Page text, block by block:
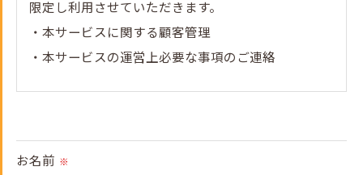
限定し利用させていただきます。
・本サービスに関する顧客管理
・本サービスの運営上必要な事項のご連絡
られた場合を除き、
お名前 ※